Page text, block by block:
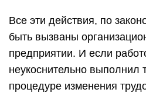
Все эти действия, по
быть вызваны
предприятии. И если
неукоснительно выполнил
процедуре изменения